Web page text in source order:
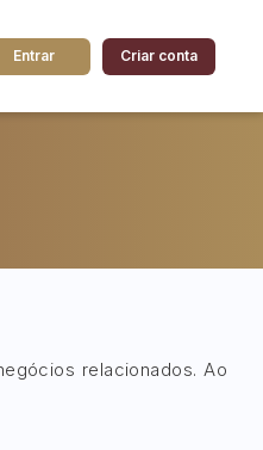
Entrar Criar conta
relacionados. Ao